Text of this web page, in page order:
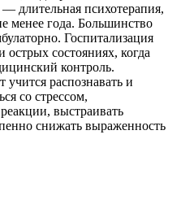
— длительная психотерапия,
менее года. Большинство
Госпитализация
острых состояниях, когда
контроль.
распознавать и
со стрессом,
выстраивать
снижать выраженность